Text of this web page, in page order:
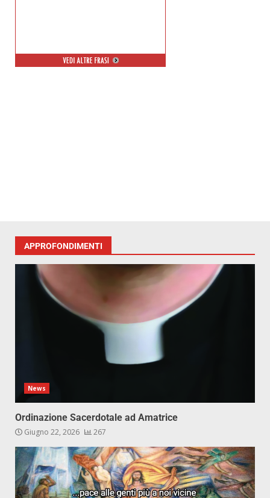
APPROFONDIMENTI
News
Ordinazione Sacerdotale ad Amatrice
Giugno 22, 2026 267